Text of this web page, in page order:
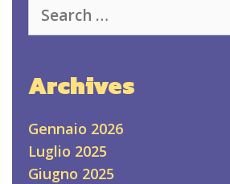
for:
Archives
Gennaio 2026
Luglio 2025
Giugno 2025